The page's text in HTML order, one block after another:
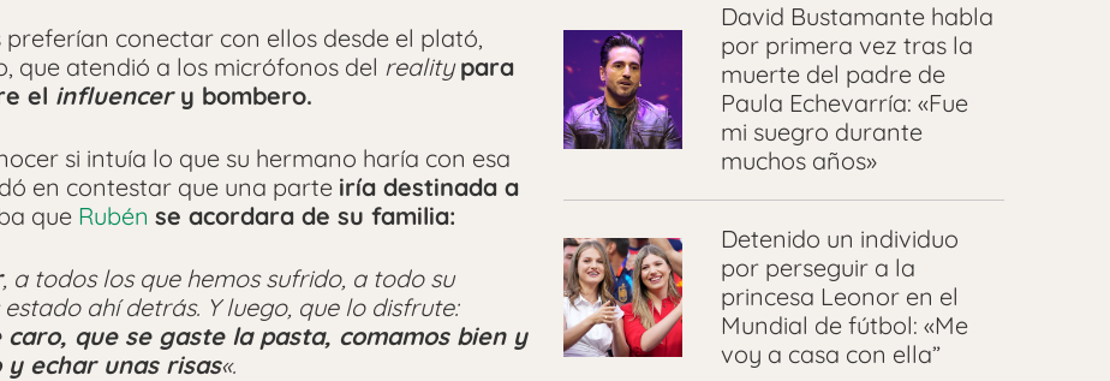
conectar con ellos desde el plató,
que atendió a los micrófonos del reality para
el influencery bombero.
si intuía lo que su hermano haría con esa
en contestar que una parte iría destinada a
que Rubén se acordara de su familia:
, a todos los que hemos sufrido, a todo su
ahí detrás. Y luego, que lo disfrute:
que se gaste la pasta, comamos bien y
echar unas risas«.
David Bustamante habla
por primera vez tras la
muerte del padre de
Paula Echevarría: «Fue
mi suegro durante
muchos años»
Detenido un individuo
por perseguir a la
princesa Leonor en el
Mundial de fútbol: «Me
voy a casa con ella”